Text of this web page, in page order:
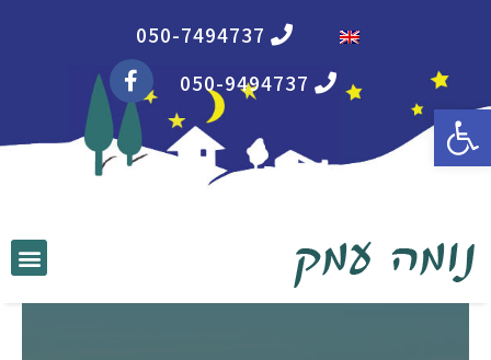
פתח סרגל נגישות
050-7494737
050-9494737